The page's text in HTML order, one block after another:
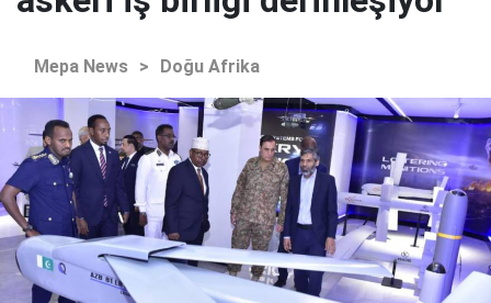
Mepa News > Doğu Afrika